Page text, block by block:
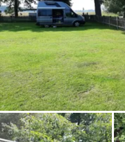
Iniciar sesión
Registrarse
Conviértete en anfitrión
Parcelas
Alojamientos
Rutas